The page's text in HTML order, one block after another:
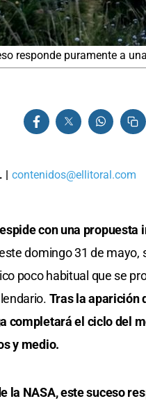
responde puramente a
| contenidos@ellitoral.com
con una
domingo 31 de
poco habitual que se
Tras la aparición
completará el ciclo del
y medio.
la NASA, este suceso